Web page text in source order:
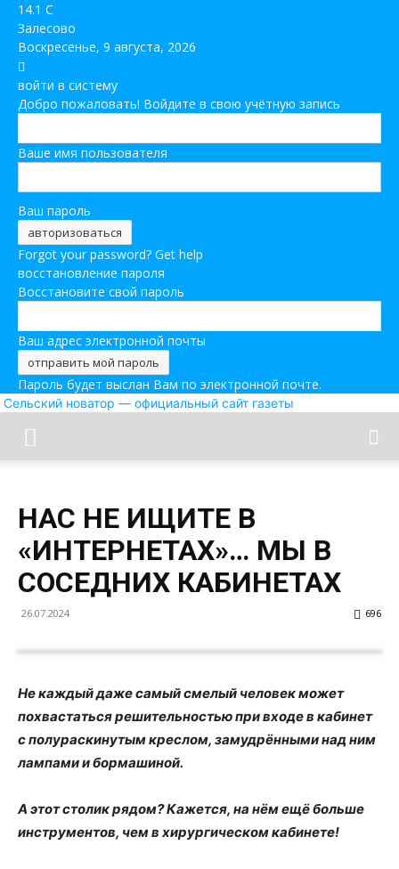
14.1 C
Залесово
Воскресенье, 9 августа, 2026
войти в систему
Добро пожаловать! Войдите в свою учётную запись
Ваше имя пользователя
Ваш пароль
Forgot your password? Get help
восстановление пароля
Восстановите свой пароль
Ваш адрес электронной почты
Пароль будет выслан Вам по электронной почте.
Сельский новатор — официальный сайт газеты
НАС НЕ ИЩИТЕ В
«ИНТЕРНЕТАХ»… МЫ В
СОСЕДНИХ КАБИНЕТАХ
26.07.2024 696
Не каждый даже самый смелый человек может
похвастаться решительностью при входе в кабинет
с полураскинутым креслом, замудрёнными над ним
лампами и бормашиной.
А этот столик рядом? Кажется, на нём ещё больше
инструментов, чем в хирургическом кабинете!